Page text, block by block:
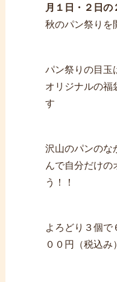
月１日・２日の
秋のパン祭りを
パン祭りの目玉
オリジナルの福
す
沢山のパンのな
んで自分だけの
う！！
よろどり３個
００円（税込み）